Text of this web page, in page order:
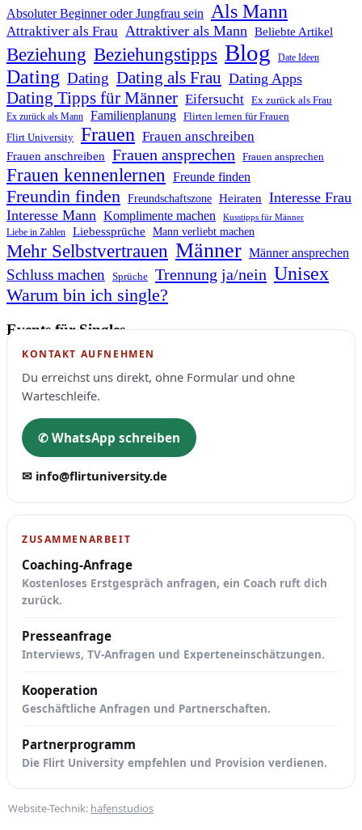
Absoluter Beginner oder Jungfrau sein Als Mann
Attraktiver als Frau Attraktiver als Mann Beliebte Artikel
Beziehung Beziehungstipps Blog Date Ideen
Dating Dating Dating als Frau Dating Apps
Dating Tipps für Männer Eifersucht Ex zurück als Frau
Ex zurück als Mann Familienplanung Flirten lernen für Frauen
Flirt University Frauen Frauen anschreiben
Frauen anschreiben Frauen ansprechen Frauen ansprechen
Frauen kennenlernen Freunde finden
Freundin finden Freundschaftszone Heiraten Interesse Frau
Interesse Mann Komplimente machen Kusstipps für Männer
Liebe in Zahlen Liebessprüche Mann verliebt machen
Mehr Selbstvertrauen Männer Männer ansprechen
Schluss machen Sprüche Trennung ja/nein Unisex
Warum bin ich single?
Events für Singles
KONTAKT AUFNEHMEN
Du erreichst uns direkt, ohne Formular und ohne
Warteschleife.
✆ WhatsApp schreiben
✉ info@flirtuniversity.de
ZUSAMMENARBEIT
Coaching-Anfrage
Kostenloses Erstgespräch anfragen, ein Coach ruft dich
zurück.
Presseanfrage
Interviews, TV-Anfragen und Experteneinschätzungen.
Kooperation
Geschäftliche Anfragen und Partnerschaften.
Partnerprogramm
Die Flirt University empfehlen und Provision verdienen.
Website-Technik: hafenstudios